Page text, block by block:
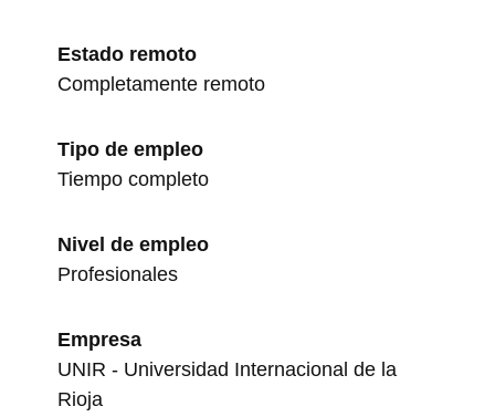
Estado remoto
Completamente remoto
Tipo de empleo
Tiempo completo
Nivel de empleo
Profesionales
Empresa
UNIR - Universidad Internacional de la
Rioja